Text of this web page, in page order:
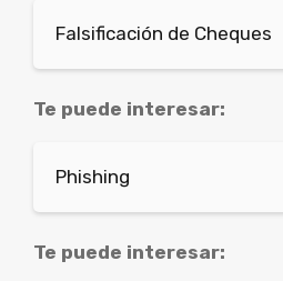
Falsificación de Cheques
Te puede interesar:
Phishing
Te puede interesar: